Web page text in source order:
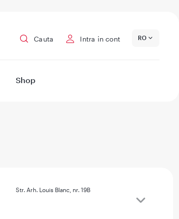
Cauta Intra in cont RO
Shop
Str. Arh. Louis Blanc, nr. 19B